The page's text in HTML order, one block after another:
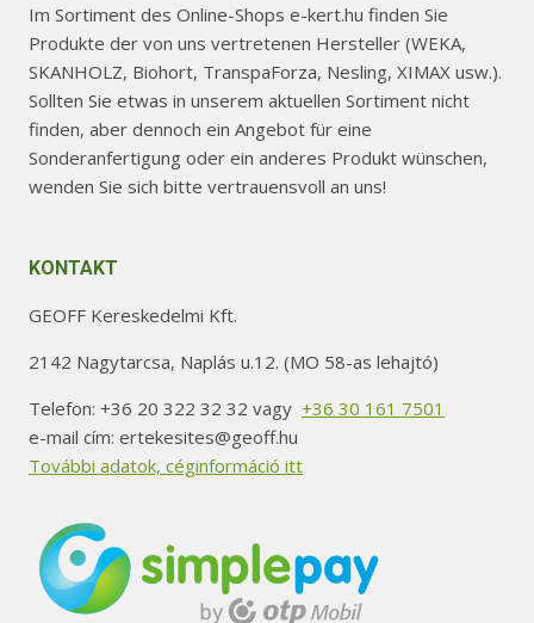
Im Sortiment des Online-Shops e-kert.hu finden Sie
Produkte der von uns vertretenen Hersteller (WEKA,
SKANHOLZ, Biohort, TranspaForza, Nesling, XIMAX usw.).
Sollten Sie etwas in unserem aktuellen Sortiment nicht
finden, aber dennoch ein Angebot für eine
Sonderanfertigung oder ein anderes Produkt wünschen,
wenden Sie sich bitte vertrauensvoll an uns!
KONTAKT
GEOFF Kereskedelmi Kft.
2142 Nagytarcsa, Naplás u.12. (MO 58-as lehajtó)
Telefon: +36 20 322 32 32 vagy +36 30 161 7501
e-mail cím: ertekesites@geoff.hu
További adatok, céginformáció itt